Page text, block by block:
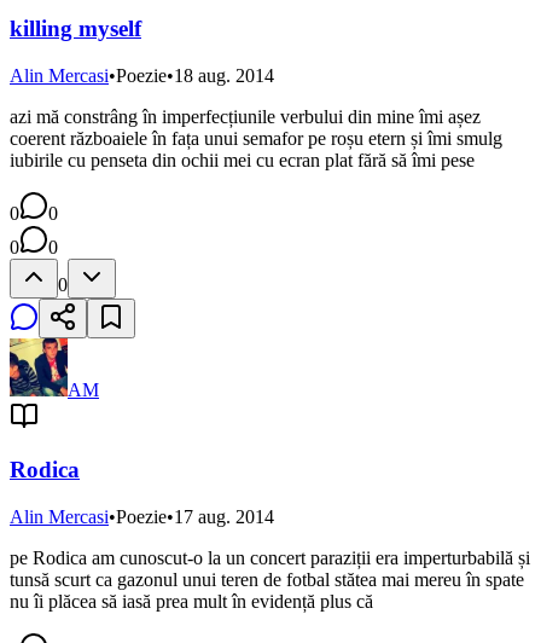
killing myself
Alin Mercasi•Poezie•18 aug. 2014
azi mă constrâng în imperfecțiunile verbului din mine îmi așez
coerent războaiele în fața unui semafor pe roșu etern și îmi smulg
iubirile cu penseta din ochii mei cu ecran plat fără să îmi pese
0
0
0
0
0
AM
Rodica
Alin Mercasi•Poezie•17 aug. 2014
pe Rodica am cunoscut-o la un concert paraziții era imperturbabilă și
tunsă scurt ca gazonul unui teren de fotbal stătea mai mereu în spate
nu îi plăcea să iasă prea mult în evidență plus că